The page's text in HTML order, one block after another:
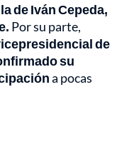
de Iván Cepeda,
Por su parte,
de
su
a pocas